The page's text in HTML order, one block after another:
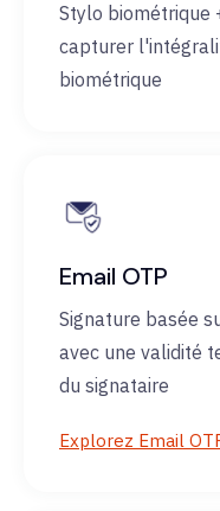
Stylo biométrique
capturer
biométrique
Email OTP
Signature basée
avec une validité
du signataire
Explorez Email